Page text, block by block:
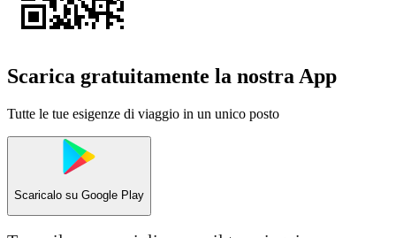
Scarica gratuitamente la nostra App
Tutte le tue esigenze di viaggio in un unico posto
Scaricalo su Google Play